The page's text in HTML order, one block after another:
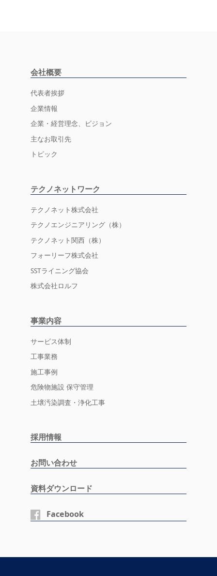
会社概要
代表者挨拶
企業情報
企業・経営理念、ビジョン
主なお取引先
トピック
テクノネットワーク
テクノネット株式会社
テクノエンジニアリング（株）
テクノネット関西（株）
フォーリーフ株式会社
SSTライニング協会
株式会社ロルフ
事業内容
サービス体制
工事業務
施工事例
危険物施設 保守管理
土壌汚染調査・浄化工事
採用情報
お問い合わせ
資料ダウンロード
Facebook